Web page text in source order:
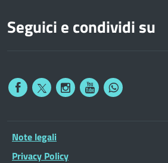
Seguici e condividi su
Note legali
Privacy Policy